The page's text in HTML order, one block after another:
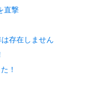
直撃
は存在しません
！